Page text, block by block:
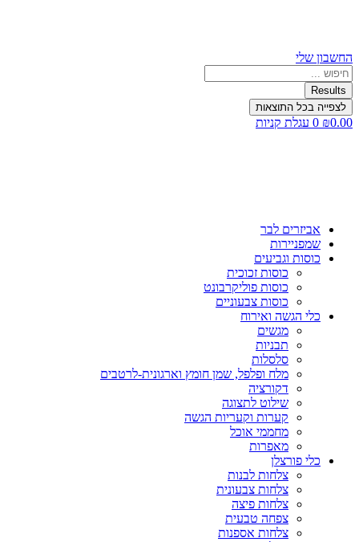
החשבון שלי
Search
...
Results
לצפייה בכל התוצאות
₪0.00
0 עגלת קניות
אביזרים לבר
שמפניירות
כוסות וגביעים
כוסות זכוכית
כוסות פוליקרבונט
כוסות צבעוניים
כלי הגשה ואירוח
מגשים
תבניות
סלסלות
מלח ופלפל, שמן חומץ וארגונית-לרטבים
דקורציה
שילוט לתצוגה
קערות וקעריות הגשה
מחממי אוכל
מאפרות
כלי פורצלן
צלחות לבנות
צלחות צבעונית
צלחות פיצה
צפחה טבעית
צלחות אספנות